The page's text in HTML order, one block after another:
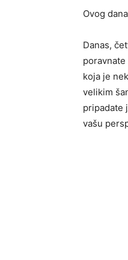
Ovog
Danas,
koja je
velikim
pripadate
vašu